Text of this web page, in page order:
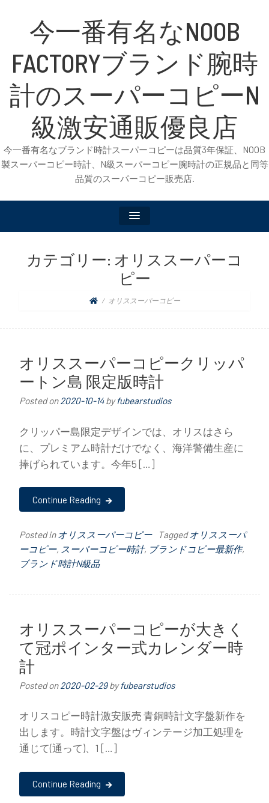
今一番有名なNOOB
FACTORYブランド腕時
計のスーパーコピーN
級激安通販優良店
今一番有名なブランド時計スーパーコピーは品質3年保証、NOOB
製スーパーコピー時計、N級スーパーコピー腕時計の正規品と同等
品質のスーパーコピー販売店.
カテゴリー: オリススーパーコ
ピー
オリススーパーコピー
オリススーパーコピークリッパ
ートン島 限定版時計
Posted on2020-10-14byfubearstudios
クリッパー島限定デザインでは、オリスはさら
に、プレミアム時計だけでなく、海洋警備生産に
捧げられています。今年5 […]
Continue Reading
Posted in オリススーパーコピー Tagged オリススーパ
ーコピー, スーパーコピー時計, ブランドコピー最新作,
ブランド時計N級品
オリススーパーコピーが大きく
て冠ポインター式カレンダー時
計
Posted on 2020-02-29byfubearstudios
オリスコピー時計激安販売 青銅時計文字盤新作を
出します。時計文字盤はヴィンテージ加工処理を
通じて(通って)、1 […]
Continue Reading